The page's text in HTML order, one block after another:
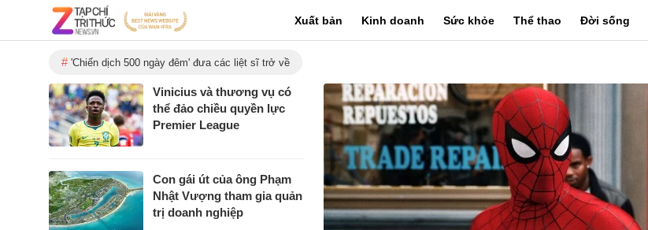
Xuất bản Kinh doanh Sức khỏe Thể thao Đời sống
'Chiến dịch 500 ngày đêm' đưa các liệt sĩ trở về
Vinicius và thương vụ có
thể đảo chiều quyền lực
Premier League
Con gái út của ông Phạm
Nhật Vượng tham gia quản
trị doanh nghiệp